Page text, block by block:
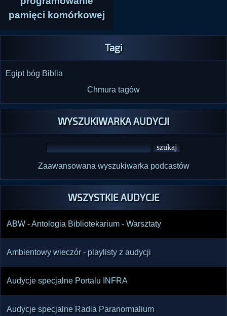
pamięci komórkowej
Tagi
Egipt bóg Biblia
Chmura tagów
WYSZUKIWARKA AUDYCJI
Zaawansowana wyszukiwarka podcastów
WSZYSTKIE AUDYCJE
ABW - Antologia Bibliotekarium - Warsztaty
Ambientowy wieczór - playlisty z audycji
Audycje specjalne Portalu INFRA
Audycje specjalne Radia Paranormalium